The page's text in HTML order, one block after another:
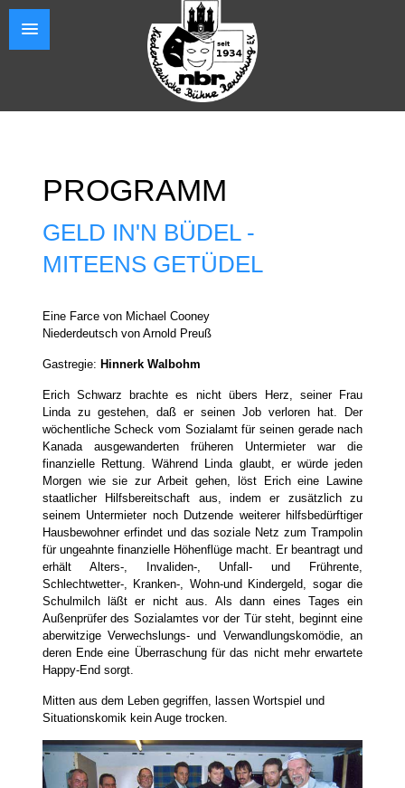
PROGRAMM
GELD IN'N BÜDEL -
MITEENS GETÜDEL
Eine Farce von Michael Cooney
Niederdeutsch von Arnold Preuß
Gastregie: Hinnerk Walbohm
Erich Schwarz brachte es nicht übers Herz, seiner Frau
Linda zu gestehen, daß er seinen Job verloren hat. Der
wöchentliche Scheck vom Sozialamt für seinen gerade nach
Kanada ausgewanderten früheren Untermieter war die
finanzielle Rettung. Während Linda glaubt, er würde jeden
Morgen wie sie zur Arbeit gehen, löst Erich eine Lawine
staatlicher Hilfsbereitschaft aus, indem er zusätzlich zu
seinem Untermieter noch Dutzende weiterer hilfsbedürftiger
Hausbewohner erfindet und das soziale Netz zum Trampolin
für ungeahnte finanzielle Höhenflüge macht. Er beantragt und
erhält Alters-, Invaliden-, Unfall- und Frührente,
Schlechtwetter-, Kranken-, Wohn-und Kindergeld, sogar die
Schulmilch läßt er nicht aus. Als dann eines Tages ein
Außenprüfer des Sozialamtes vor der Tür steht, beginnt eine
aberwitzige Verwechslungs- und Verwandlungskomödie, an
deren Ende eine Überraschung für das nicht mehr erwartete
Happy-End sorgt.
Mitten aus dem Leben gegriffen, lassen Wortspiel und
Situationskomik kein Auge trocken.